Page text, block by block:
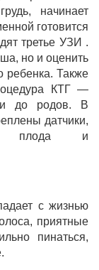
начинает
готовится
третье УЗИ .
но и оценить
ребенка. Также
КТГ —
до родов. В
датчики,
плода и
с жизнью
приятные
пинаться,